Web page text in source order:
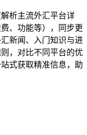
析主流外汇平台详
、功能等），同步更
新闻、入门知识与进
，对比不同平台的优
式获取精准信息，助